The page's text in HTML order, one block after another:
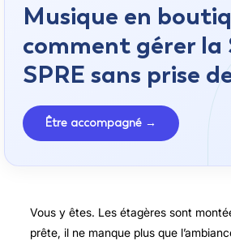
Musique en
comment gérer la
SPRE sans prise
Être accompagné →
Vous y êtes. Les étagères sont
prête, il ne manque plus que